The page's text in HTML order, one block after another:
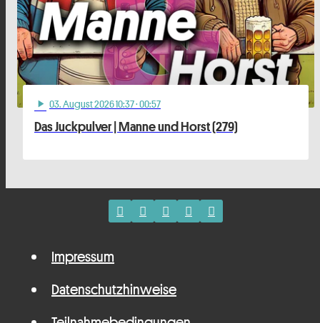
play_arrow 03. August 2026 10:37· 00:57
Das Juckpulver | Manne und Horst (279)
Impressum
Datenschutzhinweise